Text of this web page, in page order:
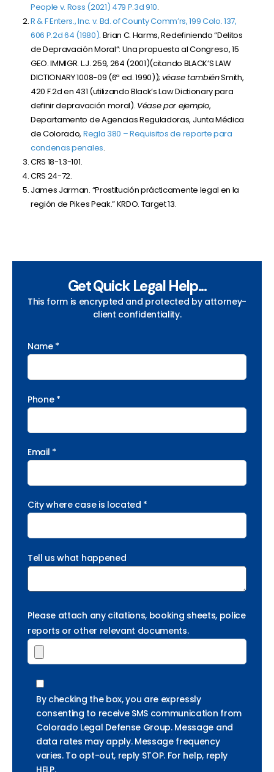
People v. Ross (2021) 479 P.3d 910.
R & F Enters., Inc. v. Bd. of County Comm’rs, 199 Colo. 137,
606 P.2d 64 (1980). Brian C. Harms, Redefiniendo “Delitos
de Depravación Moral”: Una propuesta al Congreso, 15
GEO. IMMIGR. L.J. 259, 264 (2001)(citando BLACK’S LAW
DICTIONARY 1008-09 (6ª ed. 1990)); véase tambiénSmith,
420 F.2d en 431 (utilizando Black’s Law Dictionary para
definir depravación moral). Véase por ejemplo,
Departamento de Agencias Reguladoras, Junta Médica
de Colorado, Regla 380 – Requisitos de reporte para
condenas penales.
CRS 18-1.3-101.
CRS 24-72.
James Jarman. “Prostitución prácticamente legal en la
región de Pikes Peak.” KRDO. Target 13.
Get Quick Legal Help...
This form is encrypted and protected by attorney-
client confidentiality.
Name *
Phone *
Email *
City where case is located *
Tell us what happened
Please attach any citations, booking sheets, police
reports or other relevant documents.
By checking the box, you are expressly
consenting to receive SMS communication from
Colorado Legal Defense Group. Message and
data rates may apply. Message frequency
varies. To opt-out, reply STOP. For help, reply
HELP.